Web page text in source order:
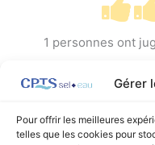
Gérer
Pour offrir les meilleures
telles que les cookies pour
1 personnes ont